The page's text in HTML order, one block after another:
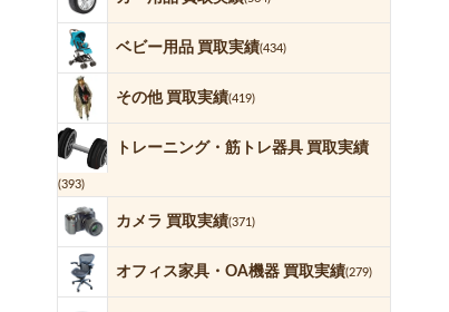
ベビー用品 買取実績(434)
その他 買取実績(419)
トレーニング・筋トレ器具 買取実績
(393)
カメラ 買取実績(371)
オフィス家具・OA機器 買取実績(279)